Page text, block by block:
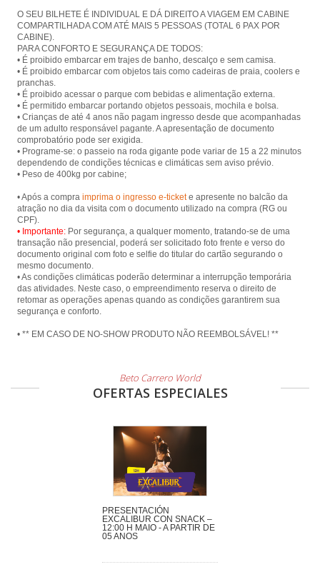
O SEU BILHETE É INDIVIDUAL E DÁ DIREITO A VIAGEM EM CABINE
COMPARTILHADA COM ATÉ MAIS 5 PESSOAS (TOTAL 6 PAX POR
CABINE).
PARA CONFORTO E SEGURANÇA DE TODOS:
• É proibido embarcar em trajes de banho, descalço e sem camisa.
• É proibido embarcar com objetos tais como cadeiras de praia, coolers e
pranchas.
• É proibido acessar o parque com bebidas e alimentação externa.
• É permitido embarcar portando objetos pessoais, mochila e bolsa.
• Crianças de até 4 anos não pagam ingresso desde que acompanhadas
de um adulto responsável pagante. A apresentação de documento
comprobatório pode ser exigida.
• Programe-se: o passeio na roda gigante pode variar de 15 a 22 minutos
dependendo de condições técnicas e climáticas sem aviso prévio.
• Peso de 400kg por cabine;
• Após a compra imprima o ingresso e-tickete apresente no balcão da
atração no dia da visita com o documento utilizado na compra (RG ou
• Importante: Por segurança, a qualquer momento, tratando-se de uma
transação não presencial, poderá ser solicitado foto frente e verso do
documento original com foto e selfie do titular do cartão segurando o
mesmo documento.
• As condições climáticas poderão determinar a interrupção temporária
das atividades. Neste caso, o empreendimento reserva o direito de
retomar as operações apenas quando as condições garantirem sua
segurança e conforto.
• ** EM CASO DE NO-SHOW PRODUTO NÃO REEMBOLSÁVEL! **
Beto Carrero World
OFERTAS ESPECIALES
PRESENTACIÓN
EXCALIBUR CON SNACK –
12:00 H MAIO - A PARTIR DE
05 ANOS